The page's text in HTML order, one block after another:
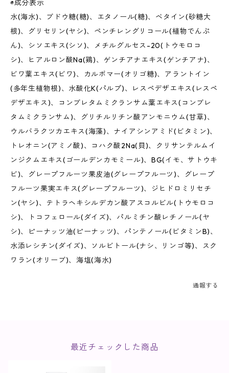
◉成分表示
水(海水)、ブドウ糖(糖)、エタノール(糖)、ベタイン(砂糖大
根)、グリセリン(ヤシ)、ペンチレングリコール(植物でんぷ
ん)、シソエキス(シソ)、メチルグルセス-20(トウモロコ
シ)、ヒアルロン酸Na(鶏)、ゲンチアナエキス(ゲンチアナ)、
ビワ葉エキス(ビワ)、カルボマー(オリゴ糖)、アラントイン
(多年生植物根)、水酸化K(パルプ)、レスペデザエキス(レスペ
デザエキス)、コンブレタムミクランサム葉エキス(コンブレ
タムミクランサム)、グリチルリチン酸アンモニウム(甘草)、
ウルバラクツカエキス(海藻)、ナイアシンアミド(ビタミン)、
トレオニン(アミノ酸)、コハク酸2Na(貝)、クリサンテルムイ
ンジクムエキス(ゴールデンカモミール)、BG(イモ、サトウキ
ビ)、グレープフルーツ果皮油(グレープフルーツ)、グレープ
フルーツ果実エキス(グレープフルーツ)、ジヒドロミリセチ
ン(ヤシ)、テトラヘキシルデカン酸アスコルビル(トウモロコ
シ)、トコフェロール(ダイズ)、パルミチン酸レチノール(ヤ
シ)、ピーナッツ油(ピーナッツ)、パンテノール(ビタミンB)、
水添レシチン(ダイズ)、ソルビトール(ナシ、リンゴ等)、スク
ワラン(オリーブ)、海塩(海水)
通報する
最近チェックした商品